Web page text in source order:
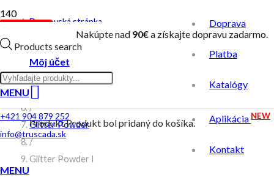
Nakúpte nad 90€a získajte dopravu zadarmo.
Products search
Doprava
Platba
Katalógy
Aplikácia NEW
Kontakt
MENU
Môj účet
ProduktProdukt bol pridaný do košíka.
+421 904 879 252
info@truscada.sk
MENU
Domovská stránka
Obchod
/
/
Glitter Powder
/
Glitter Powder I